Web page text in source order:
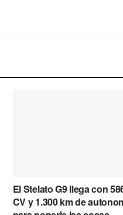
El Stelato G9 llega con
CV y 1.300 km de